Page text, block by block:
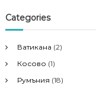
r
c
f
o
r
Categories
Ватикана (2)
Косово (1)
Румъния (18)